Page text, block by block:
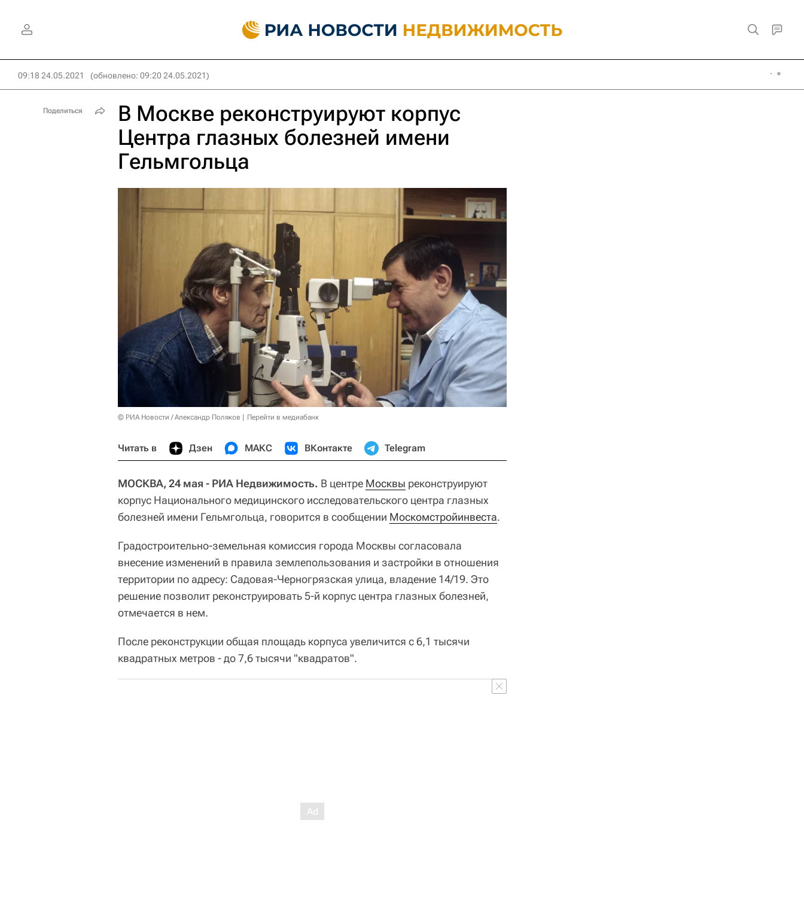
09:18 24.05.2021 (обновлено: 09:20 24.05.2021)
В Москве реконструируют корпус
Центра глазных болезней имени
Гельмгольца
© РИА Новости / Александр Поляков Перейти в медиабанк
Читать в Дзен МАКС ВКонтакте Telegram
МОСКВА, 24 мая - РИА Недвижимость. В центре Москвы реконструируют
корпус Национального медицинского исследовательского центра глазных
болезней имени Гельмгольца, говорится в сообщении Москомстройинвеста.
Градостроительно-земельная комиссия города Москвы согласовала
внесение изменений в правила землепользования и застройки в отношения
территории по адресу: Садовая-Черногрязская улица, владение 14/19. Это
решение позволит реконструировать 5-й корпус центра глазных болезней,
отмечается в нем.
После реконструкции общая площадь корпуса увеличится с 6,1 тысячи
квадратных метров - до 7,6 тысячи "квадратов".
Поделиться